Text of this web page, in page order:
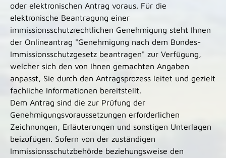
oder elektronischen Antrag voraus. Für die
elektronische Beantragung einer
immissionsschutzrechtlichen Genehmigung steht Ihnen
der Onlineantrag "Genehmigung nach dem Bundes-
Immissionsschutzgesetz beantragen" zur Verfügung,
welcher sich den von Ihnen gemachten Angaben
anpasst, Sie durch den Antragsprozess leitet und gezielt
fachliche Informationen bereitstellt.
Dem Antrag sind die zur Prüfung der
Genehmigungsvoraussetzungen erforderlichen
Zeichnungen, Erläuterungen und sonstigen Unterlagen
beizufügen. Sofern von der zuständigen
Immissionsschutzbehörde beziehungsweise den